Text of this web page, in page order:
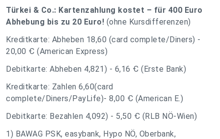
Türkei & Co.: Kartenzahlung kostet – für 400 Euro
Abhebung bis zu 20 Euro! (ohne Kursdifferenzen)
Kreditkarte: Abheben 18,60 (card complete/Diners) -
20,00 Ꞓ (American Express)
Debitkarte: Abheben 4,821) - 6,16 Ꞓ (Erste Bank)
Kreditkarte: Zahlen 6,60(card
complete/Diners/PayLife)- 8,00 Ꞓ (American E.)
Debitkarte: Bezahlen 4,092) - 5,50 Ꞓ (RLB NÖ-Wien)
1) BAWAG PSK, easybank, Hypo NÖ, Oberbank,